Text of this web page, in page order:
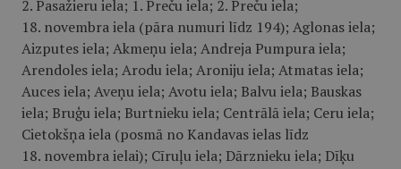
2. Pasažieru iela; 1. Preču iela; 2. Preču iela;
18. novembra iela (pāra numuri līdz 194); Aglonas iela;
Aizputes iela; Akmeņu iela; Andreja Pumpura iela;
Arendoles iela; Arodu iela; Aroniju iela; Atmatas iela;
Auces iela; Aveņu iela; Avotu iela; Balvu iela; Bauskas
iela; Bruģu iela; Burtnieku iela; Centrālā iela; Ceru iela;
Cietokšņa iela (posmā no Kandavas ielas līdz
18. novembra ielai); Cīruļu iela; Dārznieku iela; Dīķu